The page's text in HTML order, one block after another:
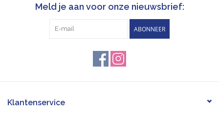
Meld je aan voor onze nieuwsbrief:
ABONNEER
Klantenservice